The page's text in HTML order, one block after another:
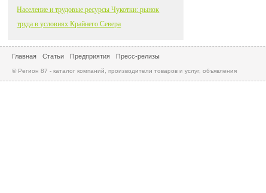
Население и трудовые ресурсы Чукотки: рынок
труда в условиях Крайнего Севера
Главная Статьи Предприятия Пресс-релизы
© Регион 87 - каталог компаний, производители товаров и услуг, объявления